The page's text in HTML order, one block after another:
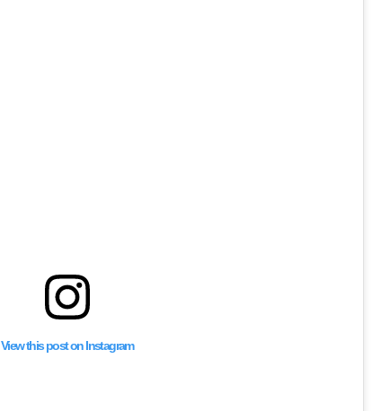
View this post on Instagram